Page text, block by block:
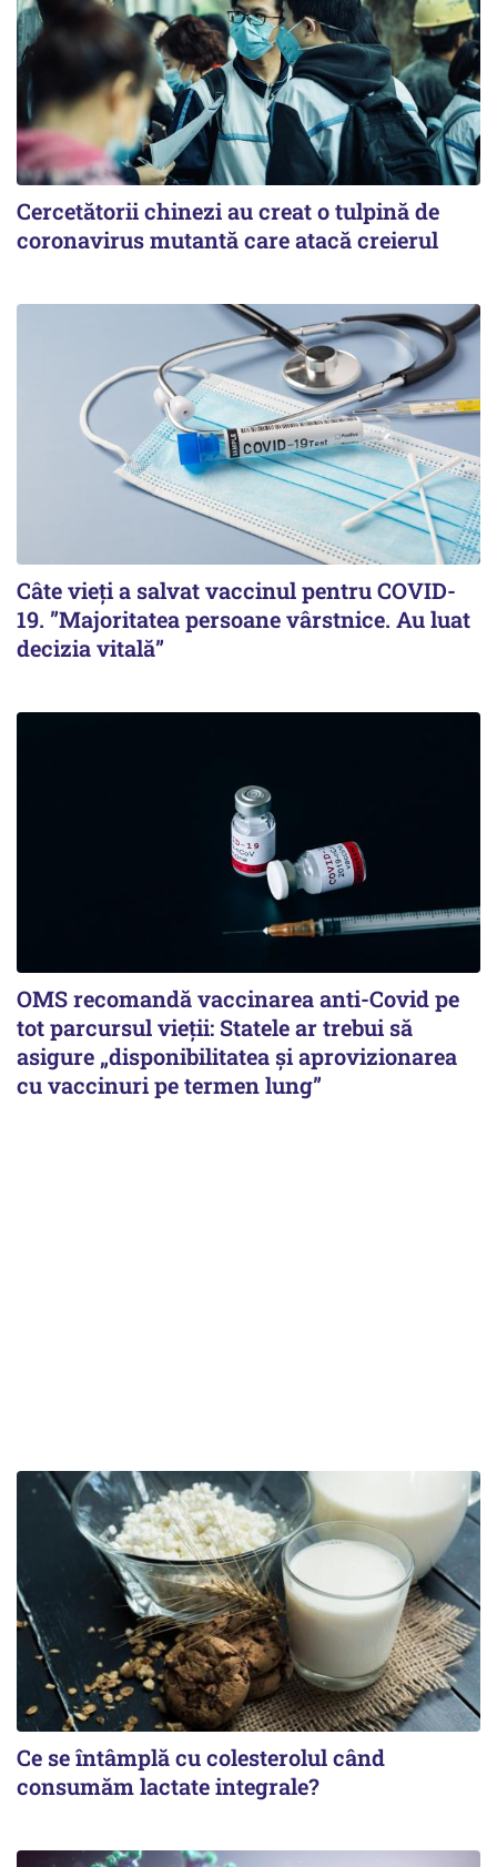
Cercetătorii chinezi au creat o tulpină de
coronavirus mutantă care atacă creierul
Câte vieți a salvat vaccinul pentru COVID-
19. ”Majoritatea persoane vârstnice. Au luat
decizia vitală”
OMS recomandă vaccinarea anti-Covid pe
tot parcursul vieții: Statele ar trebui să
asigure „disponibilitatea și aprovizionarea
cu vaccinuri pe termen lung”
Ce se întâmplă cu colesterolul când
consumăm lactate integrale?